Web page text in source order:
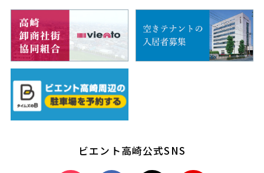
ビエント高崎公式SNS